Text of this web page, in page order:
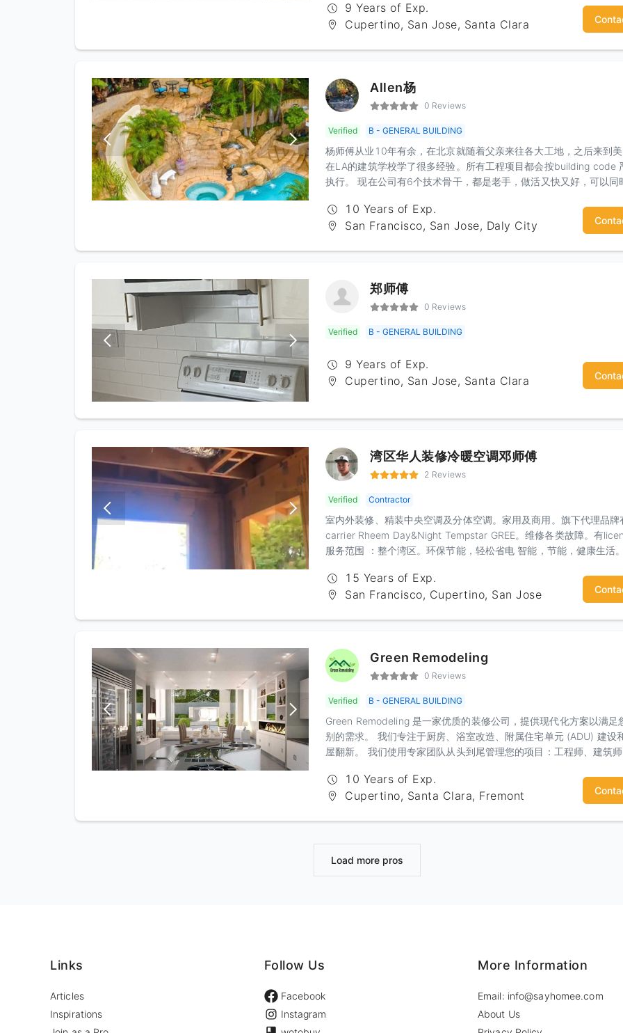
9 Years of Exp.
Cupertino, San Jose, Santa Clara
Allen杨
0 Reviews
Verified B - GENERAL BUILDING
杨师傅从业10年有余，在北京就随着父亲来往各大工地，之后来到美
在LA的建筑学校学了很多经验。所有工程项目都会按building code
执行。 现在公司有6个技术骨干，都是老手，做活又快又好，可以同
10 Years of Exp.
San Francisco, San Jose, Daly City
郑师傅
0 Reviews
Verified B - GENERAL BUILDING
9 Years of Exp.
Cupertino, San Jose, Santa Clara
湾区华人装修冷暖空调邓师傅
2 Reviews
Verified Contractor
室内外装修、精装中央空调及分体空调。家用及商用。旗下代理品牌
carrier Rheem Day&Night Tempstar GREE。维修各类故障。有
服务范围 ：整个湾区。环保节能，轻松省电 智能，节能，健康生活。
15 Years of Exp.
San Francisco, Cupertino, San Jose
Green Remodeling
0 Reviews
Verified B - GENERAL BUILDING
Green Remodeling 是一家优质的装修公司，提供现代化方案以满足
别的需求。 我们专注于厨房、浴室改造、附属住宅单元 (ADU) 建设
屋翻新。 我们使用专家团队从头到尾管理您的项目：工程师、建筑
10 Years of Exp.
Cupertino, Santa Clara, Fremont
Load more pros
Links
Articles
Inspirations
Follow Us
Facebook
Instagram
More Information
Email: info@sayhomee.com
About Us